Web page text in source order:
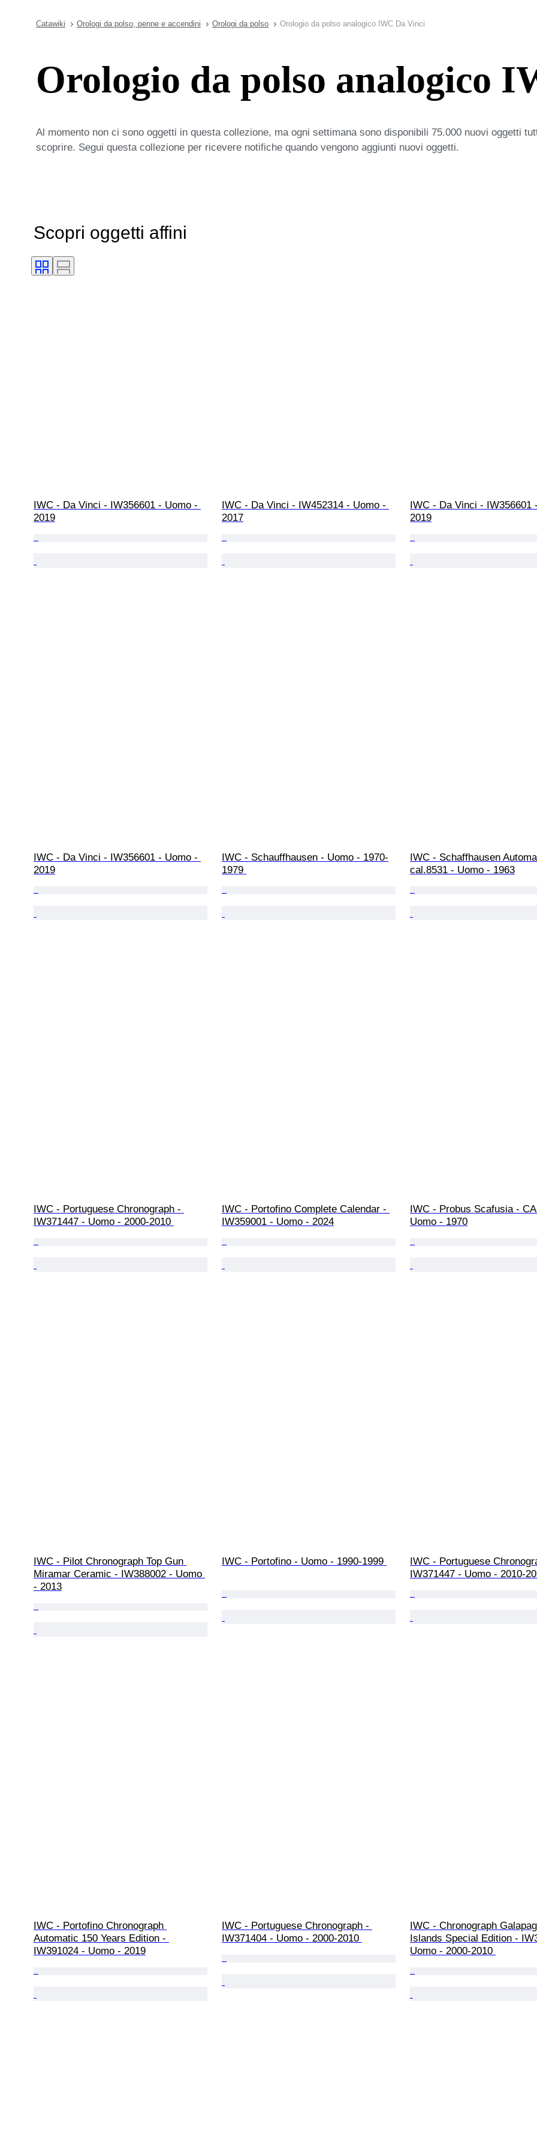
Catawiki Orologi da polso, penne e accendini Orologi da polso Orologio da polso analogico IWC Da Vinci
Orologio da polso analogico
Al momento non ci sono oggetti in questa collezione, ma ogni settimana sono disponibili 75.000 nuovi oggetti
scoprire. Segui questa collezione per ricevere notifiche quando vengono aggiunti nuovi oggetti.
Scopri oggetti affini
IWC - Da Vinci - IW356601 - Uomo -
2019
IWC - Da Vinci - IW452314 - Uomo -
2017
IWC - Da Vinci - IW356601
2019
IWC - Da Vinci - IW356601 - Uomo -
2019
IWC - Schauffhausen - Uomo - 1970-
1979
IWC - Schaffhausen
cal.8531 - Uomo - 1963
IWC - Portuguese Chronograph -
IW371447 - Uomo - 2000-2010
IWC - Portofino Complete Calendar -
IW359001 - Uomo - 2024
IWC - Probus Scafusia -
Uomo - 1970
IWC - Pilot Chronograph Top Gun
Miramar Ceramic - IW388002 - Uomo
- 2013
IWC - Portofino - Uomo - 1990-1999
IWC - Portuguese
IW371447 - Uomo - 2010-
IWC - Portofino Chronograph
Automatic 150 Years Edition -
IW391024 - Uomo - 2019
IWC - Portuguese Chronograph -
IW371404 - Uomo - 2000-2010
IWC - Chronograph
Islands Special Edition -
Uomo - 2000-2010